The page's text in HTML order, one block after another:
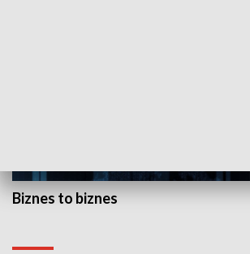
Biznes to biznes